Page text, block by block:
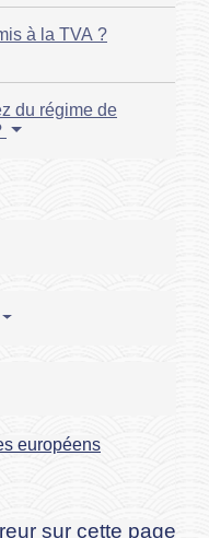
à la TVA ?
du régime de
européens
sur cette page